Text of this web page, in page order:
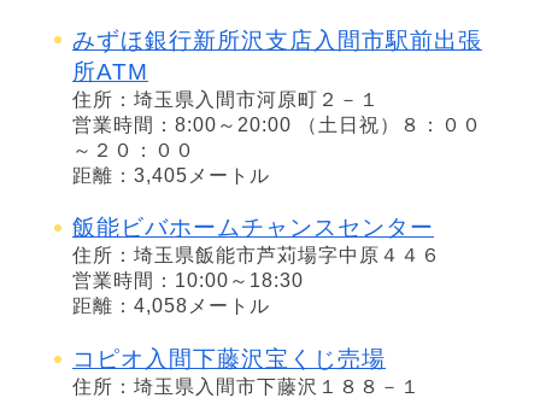
みずほ銀行新所沢支店入間市駅前出張
所ATM
住所：埼玉県入間市河原町２－１
営業時間：8:00～20:00 （土日祝）８：００
～２０：００
距離：3,405メートル
飯能ビバホームチャンスセンター
住所：埼玉県飯能市芦苅場字中原４４６
営業時間：10:00～18:30
距離：4,058メートル
コピオ入間下藤沢宝くじ売場
住所：埼玉県入間市下藤沢１８８－１